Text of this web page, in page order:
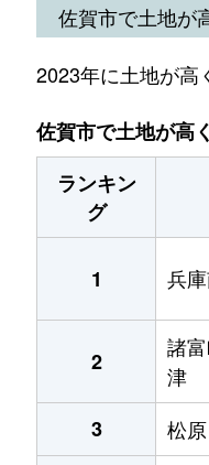
佐賀市で土地が
2023年に土地が高
佐賀市で土地が高
ランキン
グ
1 兵
2
諸
津
3
松原